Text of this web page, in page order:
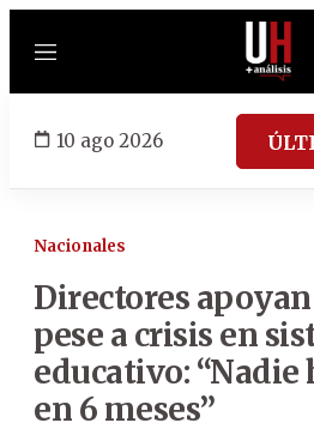
Menú
10 ago 2026
Nacionales
Directores
pese a crisis en
educativo: “Nadie
en 6 meses”